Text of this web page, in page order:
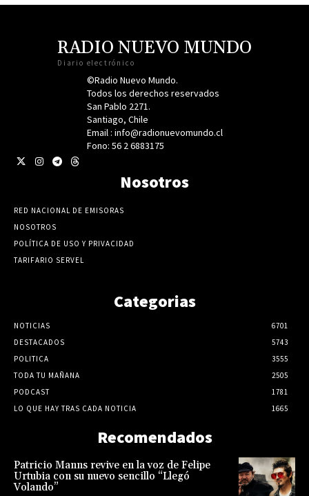
RADIO NUEVO MUNDO
Diario electrónico
©Radio Nuevo Mundo.
Todos los derechos reservados
San Pablo 2271.
Santiago, Chile
Email : info@radionuevomundo.cl
Fono: 56 2 6883175
Nosotros
RED NACIONAL DE EMISORAS
NOSOTROS
POLÍTICA DE USO Y PRIVACIDAD
TARIFARIO SERVEL
Categorias
NOTICIAS
6701
DESTACADOS
5743
POLITICA
3555
TODA TU MAÑANA
2505
PODCAST
1781
LO QUE HAY TRAS CADA NOTICIA
1665
Recomendados
Patricio Manns revive en la voz de Felipe
Urtubia con su nuevo sencillo “Llegó
Volando”